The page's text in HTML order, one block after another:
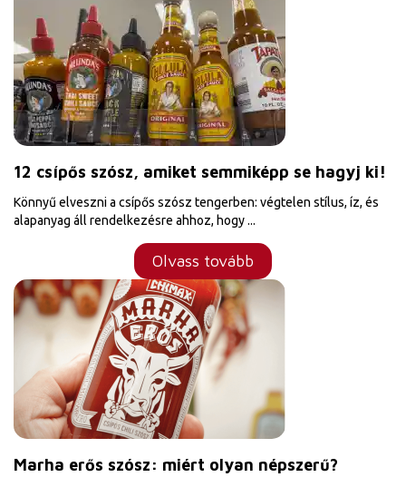
12 csípős szósz, amiket semmiképp se hagyj ki!
Könnyű elveszni a csípős szósz tengerben: végtelen stílus, íz, és
alapanyag áll rendelkezésre ahhoz, hogy ...
Olvass tovább
Marha erős szósz: miért olyan népszerű?